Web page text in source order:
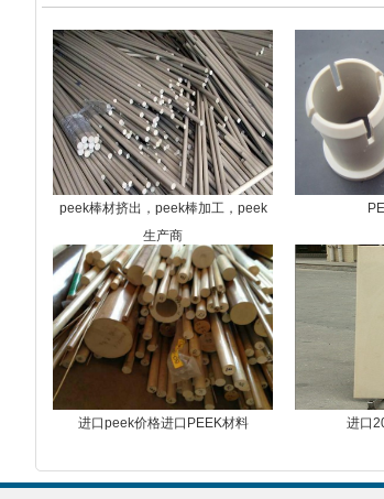
peek棒材挤出，peek棒加工，peek
生产商
进口peek价格进口PEEK材料 进口